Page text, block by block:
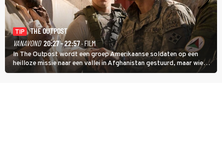
TIP
THE OUTPOST
VANAVOND 20:27 - 22:57· FILM
In The Outpost wordt een groep Amerikaanse soldaten op een
heilloze missie naar een vallei in Afghanistan gestuurd, maar wie
overleeft daar een aanval?